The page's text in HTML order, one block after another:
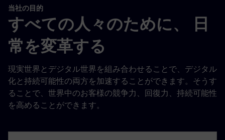
当社の目的
すべての人々のために、 日
常を変革する
現実世界とデジタル世界を組み合わせることで、デジタル
化と持続可能性の両方を加速することができます。そうす
ることで、世界中のお客様の競争力、回復力、持続可能性
を高めることができます。